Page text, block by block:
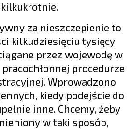
kilkukrotnie.
za nieszczepienie to
kilkudziesięciu tysięcy
przez wojewodę w
procedurze
Wprowadzono
kiedy podejście do
inne. Chcemy, żeby
w taki sposób,